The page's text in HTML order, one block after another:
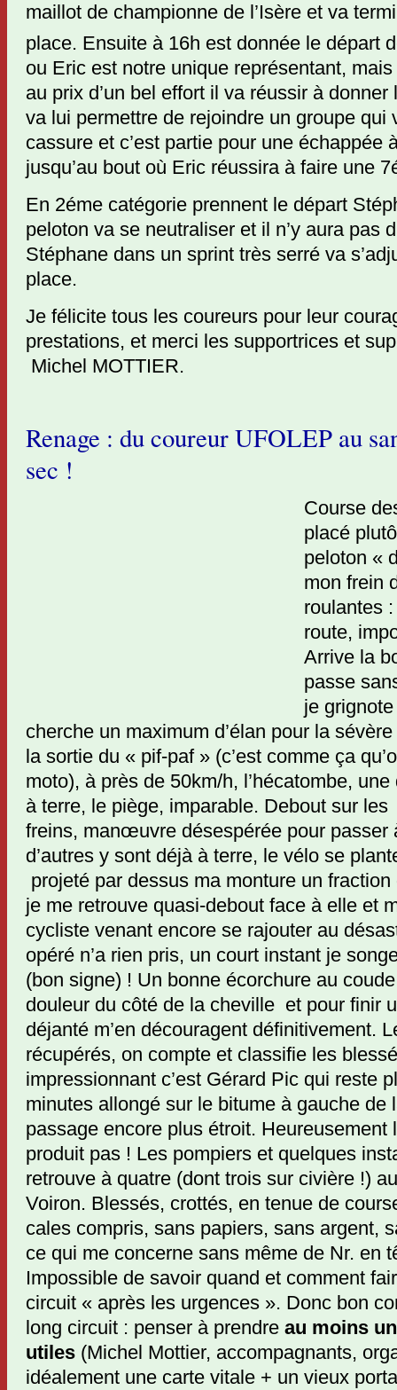
maillot de championne de l’Isère et va
place. Ensuite à 16h est donnée le départ
ou Eric est notre unique représentant,
au prix d’un bel effort il va réussir à
va lui permettre de rejoindre un groupe qui
cassure et c’est partie pour une échappée
jusqu’au bout où Eric réussira à faire une
En 2éme catégorie prennent le départ
peloton va se neutraliser et il n’y aura pas
Stéphane dans un sprint très serré va
place.
Je félicite tous les coureurs pour leur
prestations, et merci les supportrices et
Michel MOTTIER.
Renage : du coureur UFOLEP au
sec !
Course
placé
peloton «
mon frein
roulantes
route,
Arrive la
passe
je
cherche un maximum d’élan pour la
la sortie du « pif-paf » (c’est comme ça
moto), à près de 50km/h, l’hécatombe,
à terre, le piège, imparable. Debout sur les
freins, manœuvre désespérée pour passer
d’autres y sont déjà à terre, le vélo se
projeté par dessus ma monture un
je me retrouve quasi-debout face à elle et
cycliste venant encore se rajouter au
opéré n’a rien pris, un court instant je
(bon signe) ! Un bonne écorchure au
douleur du côté de la cheville et pour finir
déjanté m’en découragent définitivement.
récupérés, on compte et classifie les
impressionnant c’est Gérard Pic qui reste
minutes allongé sur le bitume à gauche de
passage encore plus étroit. Heureusement
produit pas ! Les pompiers et quelques
retrouve à quatre (dont trois sur civière !)
Voiron. Blessés, crottés, en tenue de
cales compris, sans papiers, sans argent,
ce qui me concerne sans même de Nr. en
Impossible de savoir quand et comment
circuit « après les urgences ». Donc bon
long circuit : penser à prendre au moins
utiles (Michel Mottier, accompagnants,
idéalement une carte vitale + un vieux